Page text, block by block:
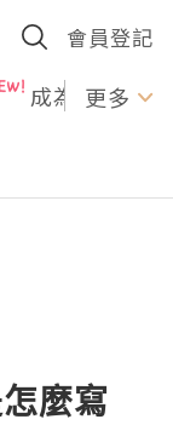
會員登記
成為U更多
麼寫